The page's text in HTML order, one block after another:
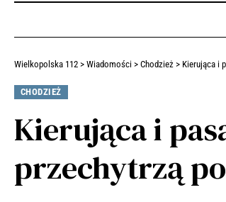
Wielkopolska 112 > Wiadomości > Chodzież > Kierująca i
CHODZIEŻ
Kierująca i
przechytrzą